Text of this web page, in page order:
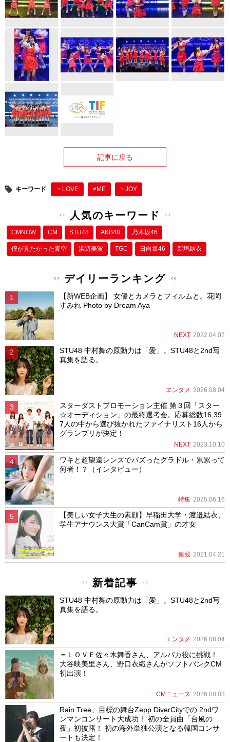
記事に戻る
キーワード ＝LOVE ≠ME ≒JOY
人気のキーワード
CMNOW CM STU48 AKB48 乃木坂46
僕が⾒たかった⻘空 浜辺美波 TGC 日向坂46 新垣結衣
デイリーランキング
【新WEB企画】 女優とカメラとフィルムと。花岡
すみれ Photo by Dream Aya
NEXT 2022.04.07
STU48 中村舞の原動力は「愛」。STU48と2nd写
真集を語る。
エンタメ 2026.08.04
スターダストプロモーション主催 第３回「スター
☆オーディション」の最終選考会。応募総数16,39
7人の中から選び抜かれたファイナリスト16人から
グランプリが決定！
NEXT 2023.10.10
ワキと超望遠レンズでバズったグラドル・累累って
何者！？（インタビュー）
特集 2025.06.16
【美しい女子大生の素顔】早稲田大学・渡邉結衣、
学生アナウンス大賞「CanCam賞」の才女
連載 2021.04.21
新着記事
STU48 中村舞の原動力は「愛」。STU48と2nd写
真集を語る。
エンタメ 2026.08.04
＝ＬＯＶＥ佐々木舞香さん、アルパカ役に挑戦！
大谷映美里さん、野口衣織さんがソフトバンクCM
初出演！
CMニュース 2026.08.03
Rain Tree、目標の舞台Zepp DiverCityでの 2ndワ
ンマンコンサート大成功！ 初の全員曲「台風の
夜」初披露！ 初の海外単独公演となる韓国コンサ
ートも決定！